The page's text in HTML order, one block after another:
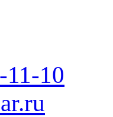
10